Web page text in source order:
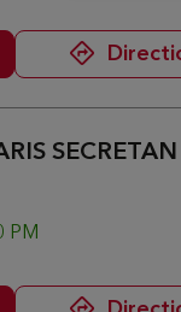
SECRETAN
PM